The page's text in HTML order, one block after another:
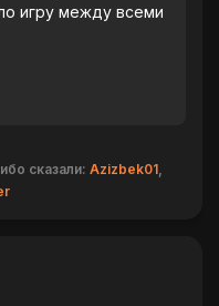
игру между всеми
сказали:Azizbek01